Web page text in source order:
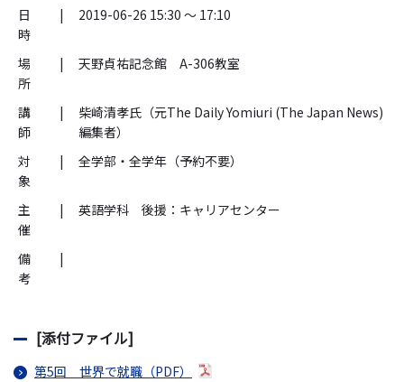
日
時
| 2019-06-26 15:30 ～ 17:10
場
所
| 天野貞祐記念館 A-306教室
講
師
|
柴崎清孝氏（元The Daily Yomiuri (The Japan News)
編集者）
対
象
| 全学部・全学年（予約不要）
主
催
| 英語学科 後援：キャリアセンター
備
考
|
[添付ファイル]
第5回 世界で就職（PDF）